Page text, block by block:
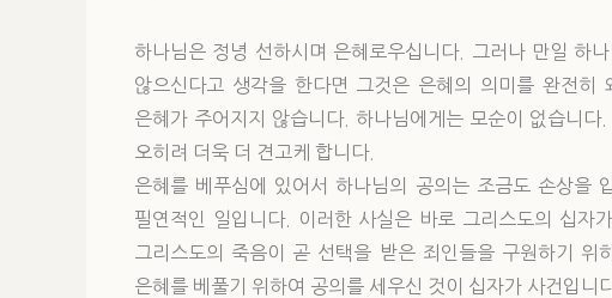
하나님은 정녕 선하시며 은혜로우십니다. 그러나 만일 하
않으신다고 생각을 한다면 그것은 은혜의 의미를 완전
은혜가 주어지지 않습니다. 하나님에게는 모순이 없습니
오히려 더욱 더 견고케 합니다.
은혜를 베푸심에 있어서 하나님의 공의는 조금도 손상을
필연적인 일입니다. 이러한 사실은 바로 그리스도의 십자
그리스도의 죽음이 곧 선택을 받은 죄인들을 구원하기
은혜를 베풀기 위하여 공의를 세우신 것이 십자가 사건입니